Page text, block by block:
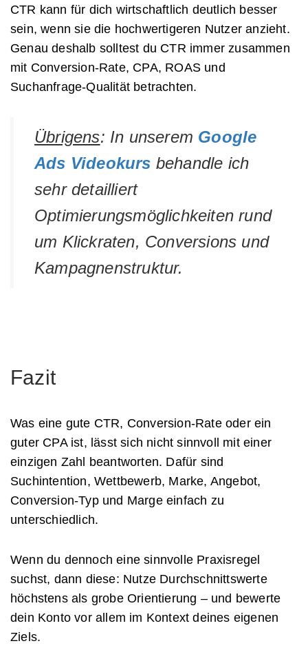
CTR kann für dich wirtschaftlich deutlich besser
sein, wenn sie die hochwertigeren Nutzer anzieht.
Genau deshalb solltest du CTR immer zusammen
mit Conversion-Rate, CPA, ROAS und
Suchanfrage-Qualität betrachten.
Übrigens: In unserem Google
Ads Videokurs behandle ich
sehr detailliert
Optimierungsmöglichkeiten rund
um Klickraten, Conversions und
Kampagnenstruktur.
Fazit
Was eine gute CTR, Conversion-Rate oder ein
guter CPA ist, lässt sich nicht sinnvoll mit einer
einzigen Zahl beantworten. Dafür sind
Suchintention, Wettbewerb, Marke, Angebot,
Conversion-Typ und Marge einfach zu
unterschiedlich.
Wenn du dennoch eine sinnvolle Praxisregel
suchst, dann diese: Nutze Durchschnittswerte
höchstens als grobe Orientierung – und bewerte
dein Konto vor allem im Kontext deines eigenen
Ziels.